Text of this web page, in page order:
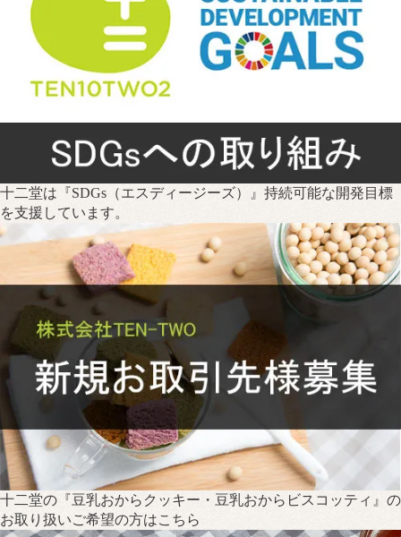
十二堂は『SDGs（エスディージーズ）』持続可能な開発目標
を支援しています。
十二堂の『豆乳おからクッキー・豆乳おからビスコッティ』の
お取り扱いご希望の方はこちら